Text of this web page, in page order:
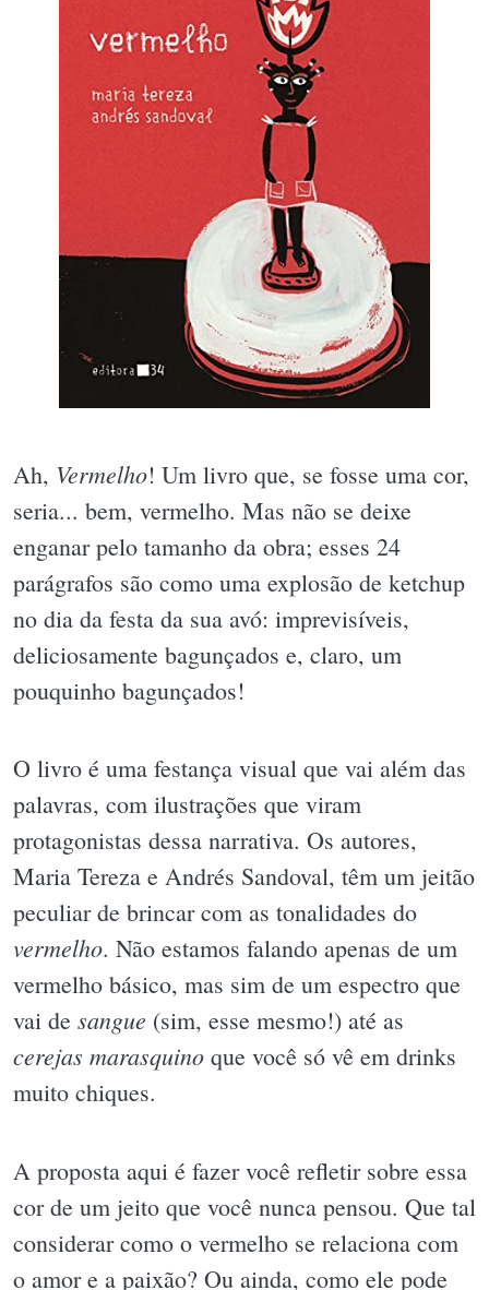
Ah, Vermelho! Um livro que, se fosse uma cor,
seria... bem, vermelho. Mas não se deixe
enganar pelo tamanho da obra; esses 24
parágrafos são como uma explosão de ketchup
no dia da festa da sua avó: imprevisíveis,
deliciosamente bagunçados e, claro, um
pouquinho bagunçados!
O livro é uma festança visual que vai além das
palavras, com ilustrações que viram
protagonistas dessa narrativa. Os autores,
Maria Tereza e Andrés Sandoval, têm um jeitão
peculiar de brincar com as tonalidades do
vermelho. Não estamos falando apenas de um
vermelho básico, mas sim de um espectro que
vai de sangue (sim, esse mesmo!) até as
cerejas marasquino que você só vê em drinks
muito chiques.
A proposta aqui é fazer você refletir sobre essa
cor de um jeito que você nunca pensou. Que tal
considerar como o vermelho se relaciona com
o amor e a paixão? Ou ainda, como ele pode